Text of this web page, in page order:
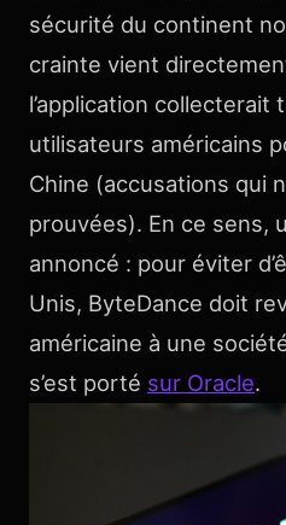
sécurité du continent
crainte vient
l’application collecterait
utilisateurs américains
Chine (accusations qui
prouvées). En ce sens,
annoncé : pour éviter
Unis, ByteDance doit
américaine à une
s’est porté sur Oracle.